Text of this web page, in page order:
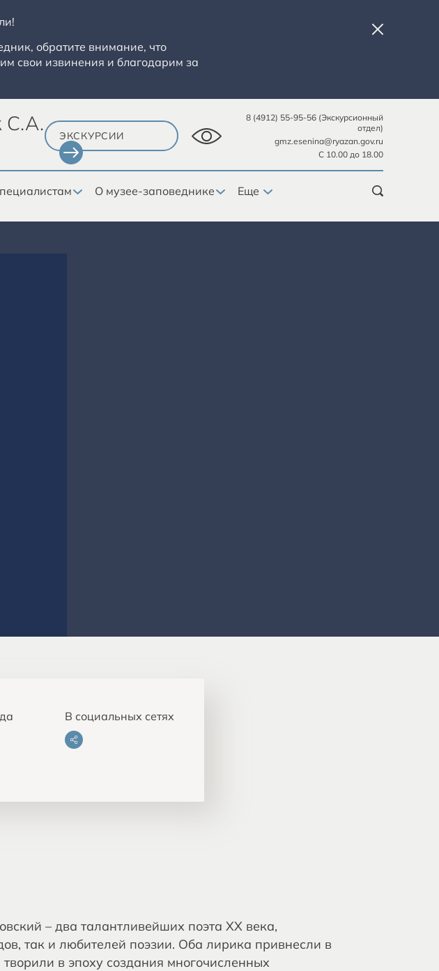
обратите внимание, что
свои извинения и благодарим за
С.А.
ЭКСКУРСИИ
8 (4912) 55-95-56 (Экскурсионный
отдел)
gmz.esenina@ryazan.gov.ru
С 10.00 до 18.00
О музее-заповеднике Еще
В социальных сетях
– два талантливейших поэта XX века,
так и любителей поэзии. Оба лирика привнесли в
в эпоху создания многочисленных